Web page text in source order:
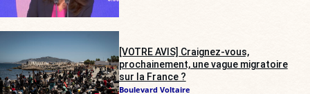
[VOTRE AVIS] Craignez-vous,
prochainement, une vague migratoire
sur la France ?
Boulevard Voltaire